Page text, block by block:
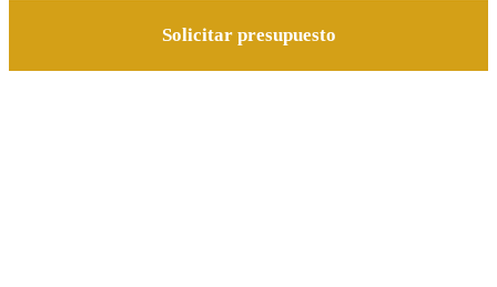
Solicitar presupuesto